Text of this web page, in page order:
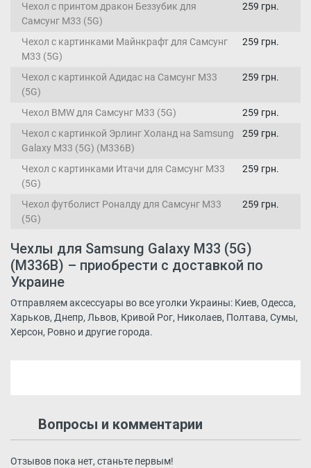
Чехол с принтом дракон Беззубик для
Самсунг М33 (5G)
259 грн.
Чехол с картинками Майнкрафт для Самсунг
М33 (5G)
259 грн.
Чехол с картинкой Адидас на Самсунг М33
(5G)
259 грн.
Чехол BMW для Самсунг М33 (5G)
259 грн.
Чехол с картинкой Эрлинг Холанд на Samsung
Galaxy M33 (5G) (M336B)
259 грн.
Чехол с картинками Итачи для Самсунг М33
(5G)
259 грн.
Чехол футболист Роналду для Самсунг М33
(5G)
259 грн.
Чехлы для Samsung Galaxy M33 (5G)
(M336B) – приобрести с доставкой по
Украине
Отправляем аксессуары во все уголки Украины: Киев, Одесса,
Харьков, Днепр, Львов, Кривой Рог, Николаев, Полтава, Сумы,
Херсон, Ровно и другие города.
Вопросы и комментарии
Отзывов пока нет, станьте первым!